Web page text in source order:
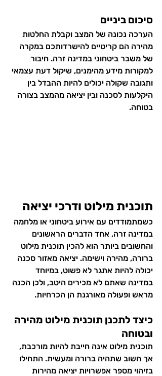
סיכום ביניים
הערכה נכונה של המצב וקבלת החלטות
מהירה הם קריטיים להישרדותכם במקרה
של משבר ביטחוני במדינה זרה. חיבור
למקורות מידע מהימנים, שיקול דעת עצמאי
ותגובה שקולה יכולים להיות ההבדל בין
היקלעות לסכנה ובין יציאה מהמצב בצורה
בטוחה.
תוכנית מילוט ודרכי יציאה
כשמתמודדים עם אירוע ביטחוני או מלחמה
במדינה זרה, אחד הדברים הראשונים
והחשובים ביותר הוא להכין תוכנית מילוט
ברורה, מהירה וישימה. יציאה מאזור סכנה
יכולה להיות אתגר לא פשוט, במיוחד
במדינה שאתם לא מכירים היטב, ולכן הכנה
מראש ופעולה מאורגנת הן הכרחיות.
כיצד לתכנן תוכנית מילוט מהירה
ובטוחה
תוכנית מילוט אינה חייבת להיות מורכבת,
אך חשוב שתהיה ברורה ומעשית. התחילו
בזיהוי מספר אפשרויות יציאה מהירות